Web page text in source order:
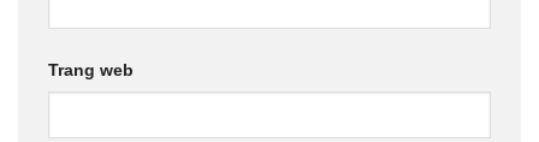
Trang web